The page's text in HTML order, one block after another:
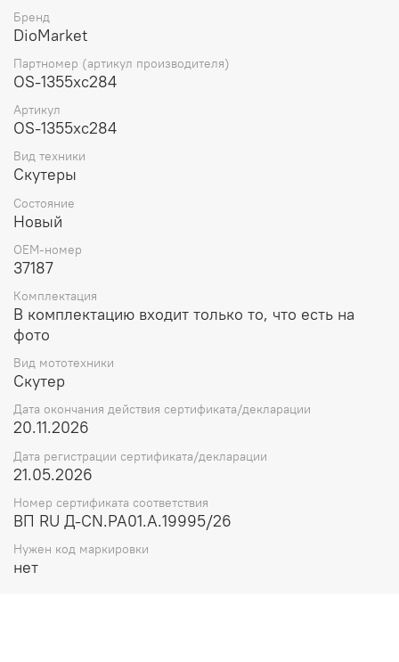
Бренд
DioMarket
Партномер (артикул производителя)
OS-1355xc284
Артикул
OS-1355xc284
Вид техники
Скутеры
Состояние
Новый
OEM-номер
37187
Комплектация
В комплектацию входит только то, что есть на
фото
Вид мототехники
Скутер
Дата окончания действия сертификата/декларации
20.11.2026
Дата регистрации сертификата/декларации
21.05.2026
Номер сертификата соответствия
ВП RU Д-CN.РА01.А.19995/26
Нужен код маркировки
нет